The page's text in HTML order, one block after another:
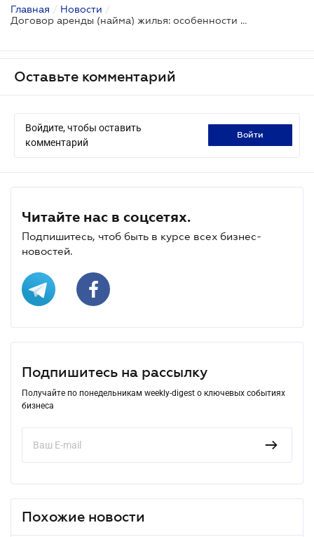
Главная / Новости /
Договор аренды (найма) жилья: особенности оформления
Оставьте комментарий
Войдите, чтобы оставить
комментарий
войти
Читайте нас в соцсетях.
Подпишитесь, чтоб быть в курсе всех бизнес-
новостей.
Подпишитесь на рассылку
Получайте по понедельникам weekly-digest о ключевых событиях
бизнеса
Похожие новости